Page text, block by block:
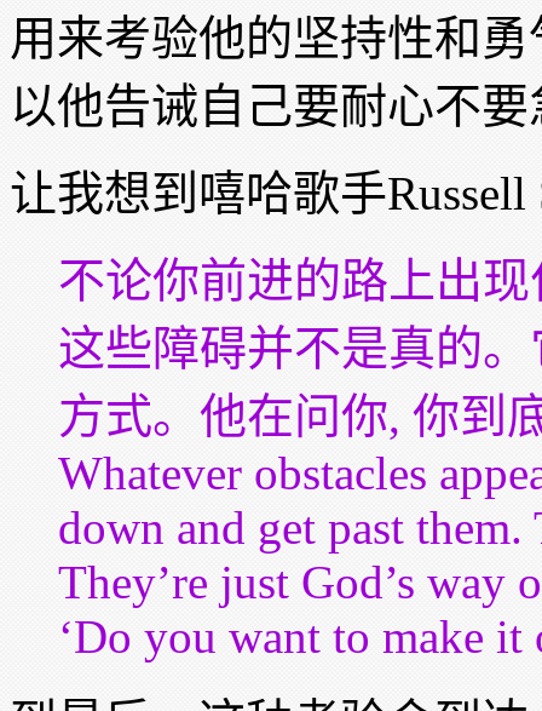
用来考验他的坚持性和勇
以他告诫自己要耐心不
让我想到嘻哈歌手
不论你前进的路上出
这些障碍并不是真的
方式。他在问你, 你到
Whatever obstacles
down and get past them.
They’re just God’s way
‘Do you want to make it